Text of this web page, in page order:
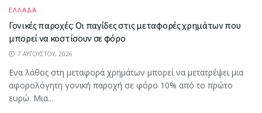
ΕΛΛΑΔΑ
Γονικές παροχές: Οι παγίδες στις μεταφορές χρημάτων που
μπορεί να κοστίσουν σε φόρο
7 ΑΥΓΟΎΣΤΟΥ, 2026
Ενα λάθος στη μεταφορά χρημάτων μπορεί να μετατρέψει μια
αφορολόγητη γονική παροχή σε φόρο 10% από το πρώτο
ευρώ. Μια...